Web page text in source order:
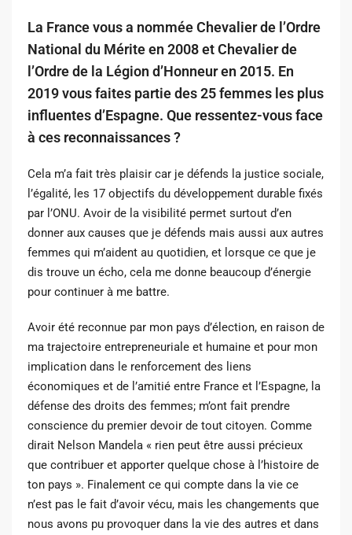
La France vous a nommée Chevalier de l’Ordre
National du Mérite en 2008 et Chevalier de
l’Ordre de la Légion d’Honneur en 2015. En
2019 vous faites partie des 25 femmes les plus
influentes d’Espagne. Que ressentez-vous face
à ces reconnaissances ?
Cela m’a fait très plaisir car je défends la justice sociale,
l’égalité, les 17 objectifs du développement durable fixés
par l’ONU. Avoir de la visibilité permet surtout d’en
donner aux causes que je défends mais aussi aux autres
femmes qui m’aident au quotidien, et lorsque ce que je
dis trouve un écho, cela me donne beaucoup d’énergie
pour continuer à me battre.
Avoir été reconnue par mon pays d’élection, en raison de
ma trajectoire entrepreneuriale et humaine et pour mon
implication dans le renforcement des liens
économiques et de l’amitié entre France et l’Espagne, la
défense des droits des femmes; m’ont fait prendre
conscience du premier devoir de tout citoyen. Comme
dirait Nelson Mandela « rien peut être aussi précieux
que contribuer et apporter quelque chose à l’histoire de
ton pays ». Finalement ce qui compte dans la vie ce
n’est pas le fait d’avoir vécu, mais les changements que
nous avons pu provoquer dans la vie des autres et dans